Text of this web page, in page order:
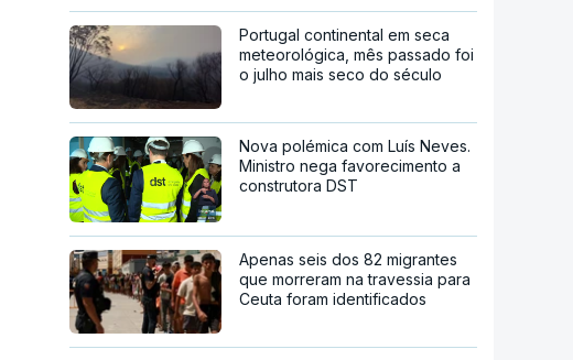
Portugal continental em seca
meteorológica, mês passado foi
o julho mais seco do século
Nova polémica com Luís Neves.
Ministro nega favorecimento a
construtora DST
Apenas seis dos 82 migrantes
que morreram na travessia para
Ceuta foram identificados